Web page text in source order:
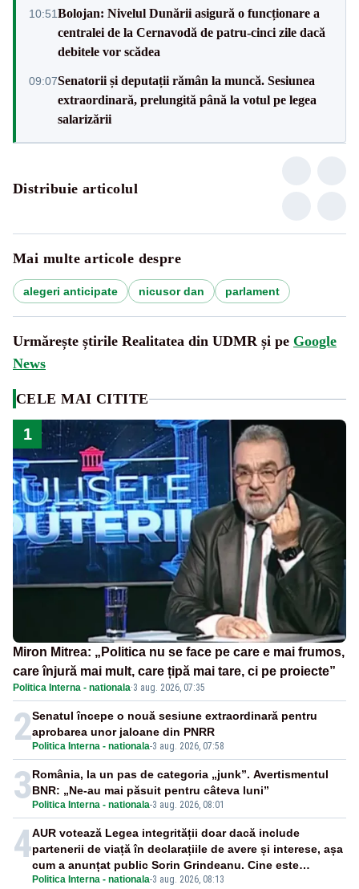
10:51Bolojan: Nivelul Dunării asigură o funcționare a
centralei de la Cernavodă de patru-cinci zile dacă
debitele vor scădea
09:07Senatorii și deputații rămân la muncă. Sesiunea
extraordinară, prelungită până la votul pe legea
salarizării
Distribuie articolul
Mai multe articole despre
alegeri anticipate nicusor dan parlament
Urmărește știrile Realitatea din UDMR și pe Google
News
CELE MAI CITITE
1
Miron Mitrea: „Politica nu se face pe care e mai frumos,
care înjură mai mult, care țipă mai tare, ci pe proiecte”
Politica Interna - nationala·3 aug. 2026, 07:35
2Politica Interna - nationala-3 aug. 2026, 07:58
Senatul începe o nouă sesiune extraordinară pentru
aprobarea unor jaloane din PNRR
3Politica Interna - nationala-3 aug. 2026, 08:01
România, la un pas de categoria „junk”. Avertismentul
BNR: „Ne-au mai păsuit pentru câteva luni”
4
Politica Interna - nationala-3 aug. 2026, 08:13
AUR votează Legea integrității doar dacă include
partenerii de viață în declarațiile de avere și interese, așa
cum a anunțat public Sorin Grindeanu. Cine este
incompatibil sau în conflict de interese trebuie să plece